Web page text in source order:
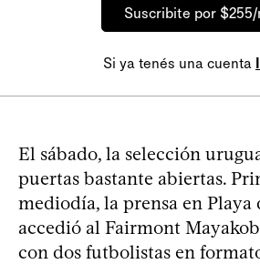
Suscribite por $255/
Si ya tenés una cuenta
El sábado, la selección
puertas bastante abiertas.
mediodía, la prensa en Playa
accedió al Fairmont
con dos futbolistas en